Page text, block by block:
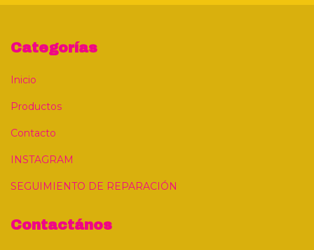
Categorías
Inicio
Productos
Contacto
INSTAGRAM
SEGUIMIENTO DE REPARACIÓN
Contactános